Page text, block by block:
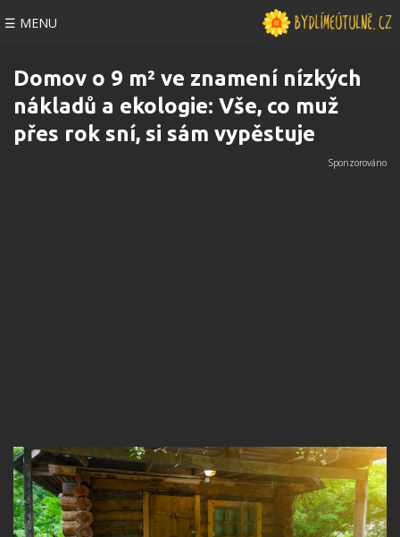
☰ MENU
Domov o 9 m² ve znamení nízkých
nákladů a ekologie: Vše, co muž
přes rok sní, si sám vypěstuje